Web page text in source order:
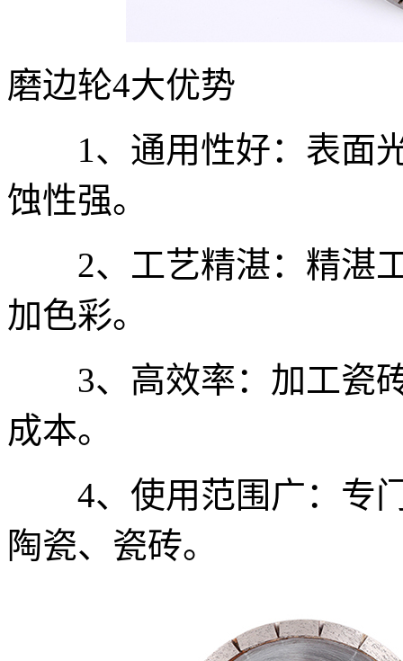
磨边轮4大优势
1、通用性好：表面光
蚀性强。
2、工艺精湛：精湛工
加色彩。
3、高效率：加工瓷砖
成本。
4、使用范围广：专门
陶瓷、瓷砖。